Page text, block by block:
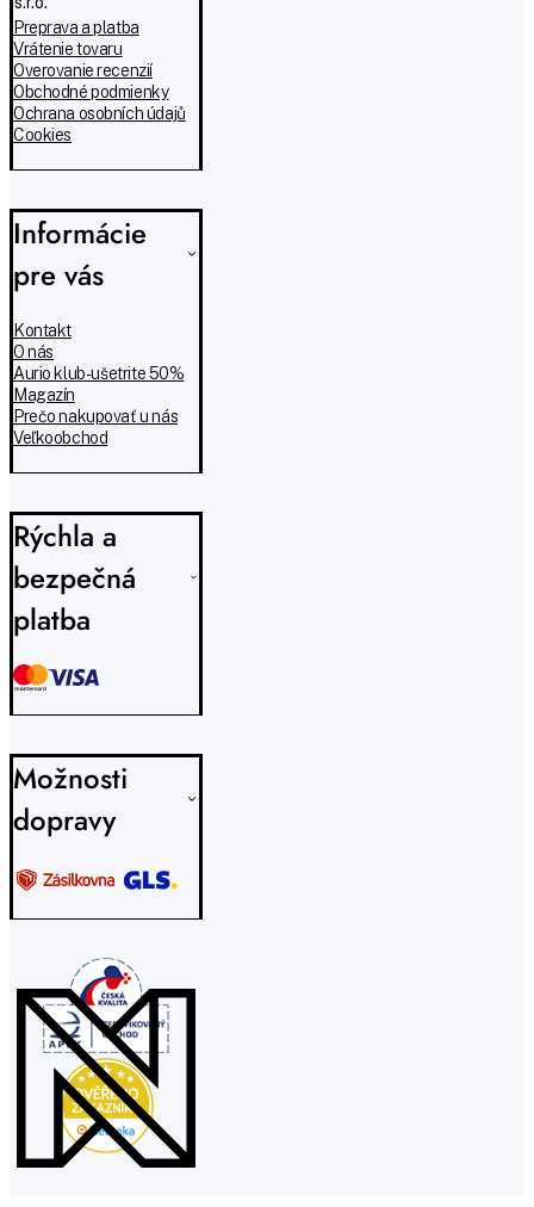
Preprava a platba
Vrátenie tovaru
Overovanie recenzií
Obchodné podmienky
Ochrana osobních údajů
Cookies
Informácie
pre vás
Kontakt
O nás
Aurio klub - ušetrite 50%
Magazín
Prečo nakupovať u nás
Veľkoobchod
Rýchla a
bezpečná
platba
Možnosti
dopravy